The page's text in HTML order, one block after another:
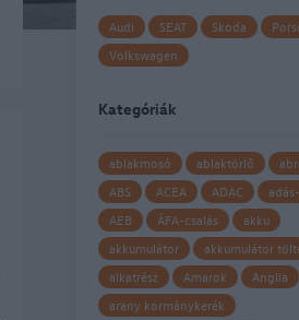
Audi SEAT Skoda
Volkswagen
Kategóriák
ablakmosó ablaktörlő
ABS
ACEA ADAC
AEB
ÁFA-csalás
akku
akkumulátor
akkumulátor
alkatrész
Amarok
Anglia
arany kormánykerék